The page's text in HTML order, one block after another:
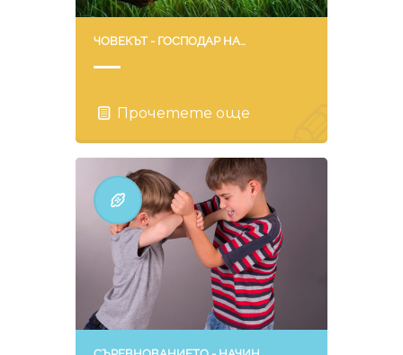
ЧОВЕКЪТ - ГОСПОДАР НА…
Прочетете още